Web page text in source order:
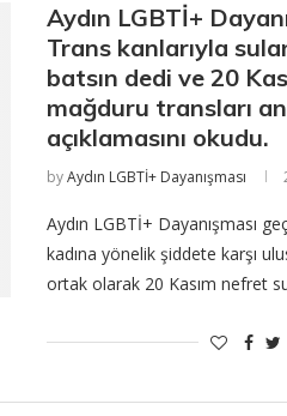
Aydın LGBTİ+
Trans kanlarıyla
batsın dedi ve 20
mağduru transları
açıklamasını okudu.
byAydın LGBTİ+ Dayanışması
Aydın LGBTİ+ Dayanışması
kadına yönelik şiddete karşı
ortak olarak 20 Kasım nefret